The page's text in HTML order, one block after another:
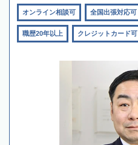
オンライン相談可 全国出張対応可
職歴20年以上 クレジットカード可